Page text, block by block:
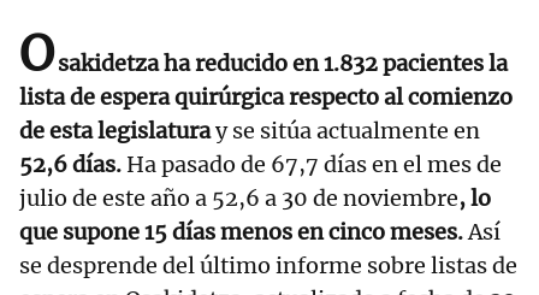
Osakidetza ha reducido en 1.832 pacientes la
lista de espera quirúrgica respecto al comienzo
de esta legislaturay se sitúa actualmente en
52,6 días. Ha pasado de 67,7 días en el mes de
julio de este año a 52,6 a 30 de noviembre, lo
que supone 15 días menos en cinco meses.Así
se desprende del último informe sobre listas de